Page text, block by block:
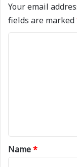
Your email
fields are marked
*
Name*